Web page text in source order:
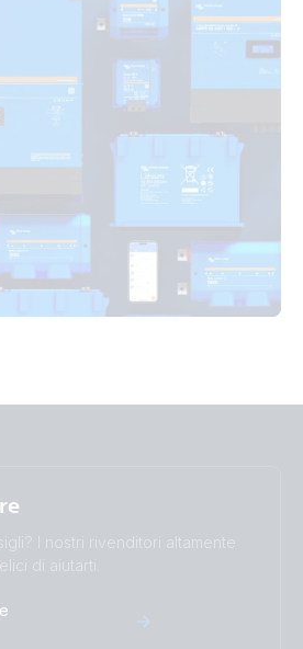
I nostri rivenditori altamente
di aiutarti.